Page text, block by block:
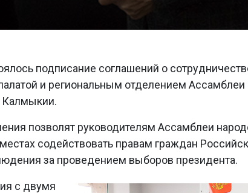
подписание соглашений о
и региональным отделением Ассамблеи
Калмыкии.
позволят руководителям Ассамблеи
содействовать правам граждан
за проведением выборов президента.
с двумя